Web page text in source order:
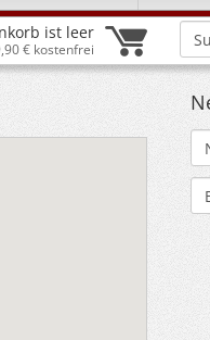
ist leer
€ kostenfrei